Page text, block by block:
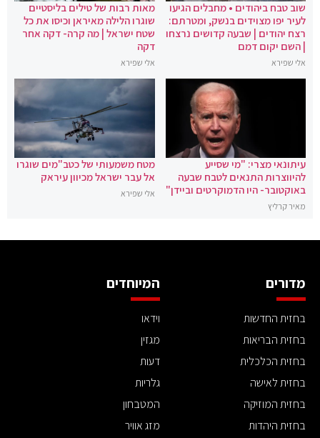
שוב טבח ביהודים • מחבלים הגיעו
לעיר יפו מצוידים בנשק, ומטרתם:
רצח יהודים | שבעה קדושים נרצחו
| השם יקום דמם
אלי שפירא
מאות רבות של טילים בליסטיים
שוגרו הלילה מאיראן וכיסו את כל
שטח ישראל | מה קרה- דקה אחר
דקה
אלי שפירא
עיתונאי מצרי: "מי שסייע
להיווצרות התנאים לטבח שבעה
באוקטובר- היו הדמוקרטים וביידן"
מאיר קרליץ
מטח משמעותי של כטב"מים שוגרו
אל עבר ישראל מכיוון עיראק
אלי שפירא
מדורים
בחזית החדשות
בחזית הבריאות
בחזית הכלכלית
בחזית לאישה
בחזית המוזיקה
בחזית היהדות
המיוחדים
וידאו
מגזין
דעות
גלריות
המטבחון
מזג אוויר